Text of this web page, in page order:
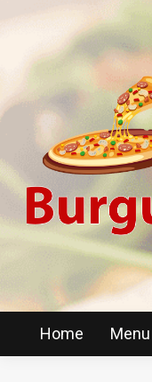
Home Menu